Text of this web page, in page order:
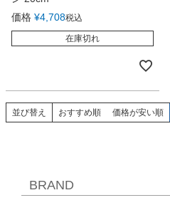
価格 ¥4,708税込
在庫切れ
並び替え おすすめ順 価格が安い順
BRAND